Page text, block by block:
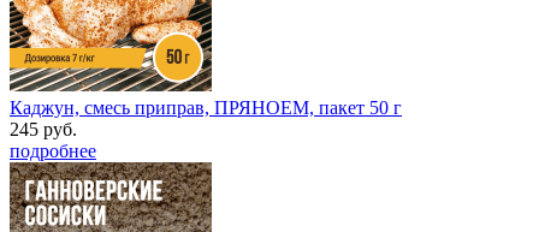
Каджун, смесь приправ, ПРЯНОЕМ, пакет 50 г
245 руб.
подробнее